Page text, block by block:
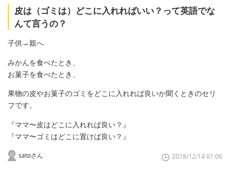
皮は（ゴミは）どこに入れればいい？って英語でな
んて言うの？
子供→親へ
みかんを食べたとき、
お菓子を食べたとき、
果物の皮やお菓子のゴミをどこに入れれば良いか聞くときのセリ
フです。
『ママ〜皮はどこに入れれば良い？』
『ママ〜ゴミはどこに置けば良い？』
satoさん 2018/12/14 01:06